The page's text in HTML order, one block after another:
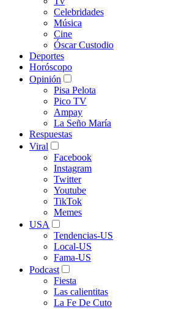
Celebridades
Música
Cine
Óscar Custodio
Deportes
Horóscopo
Opinión
Pisa Pelota
Pico TV
Ampay
La Seño María
Respuestas
Viral
Facebook
Instagram
Twitter
Youtube
TikTok
Memes
USA
Tendencias-US
Local-US
Fama-US
Podcast
Fiesta
Las calientitas
La Fe De Cuto